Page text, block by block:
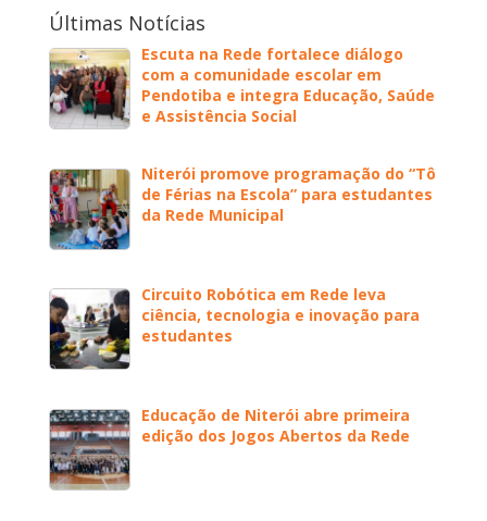
Últimas Notícias
Escuta na Rede fortalece diálogo
com a comunidade escolar em
Pendotiba e integra Educação, Saúde
e Assistência Social
Niterói promove programação do “Tô
de Férias na Escola” para estudantes
da Rede Municipal
Circuito Robótica em Rede leva
ciência, tecnologia e inovação para
estudantes
Educação de Niterói abre primeira
edição dos Jogos Abertos da Rede